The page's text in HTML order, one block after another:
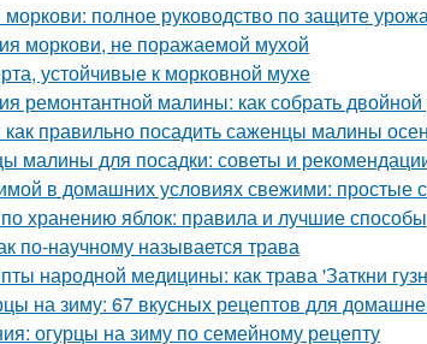
полное руководство по защите
моркови, не поражаемой мухой
устойчивые к морковной мухе
ремонтантной малины: как собрать
как правильно посадить саженцы малины
малины для посадки: советы и
в домашних условиях свежими: простые
хранению яблок: правила и лучшие способы
по-научному называется трава
народной медицины: как трава 'Заткни
на зиму: 67 вкусных рецептов для
огурцы на зиму по семейному рецепту